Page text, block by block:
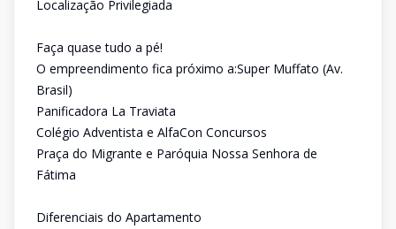
Localização Privilegiada
Faça quase tudo a pé!
O empreendimento fica próximo a:Super Muffato (Av.
Brasil)
Panificadora La Traviata
Colégio Adventista e AlfaCon Concursos
Praça do Migrante e Paróquia Nossa Senhora de
Fátima
Diferenciais do Apartamento